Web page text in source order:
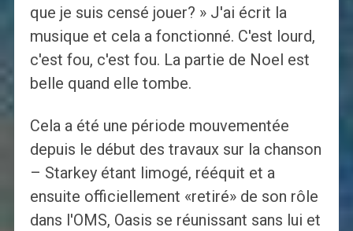
que je suis censé jouer? » J'ai écrit la
musique et cela a fonctionné. C'est lourd,
c'est fou, c'est fou. La partie de Noel est
belle quand elle tombe.
Cela a été une période mouvementée
depuis le début des travaux sur la chanson
– Starkey étant limogé, rééquit et a
ensuite officiellement «retiré» de son rôle
dans l'OMS, Oasis se réunissant sans lui et